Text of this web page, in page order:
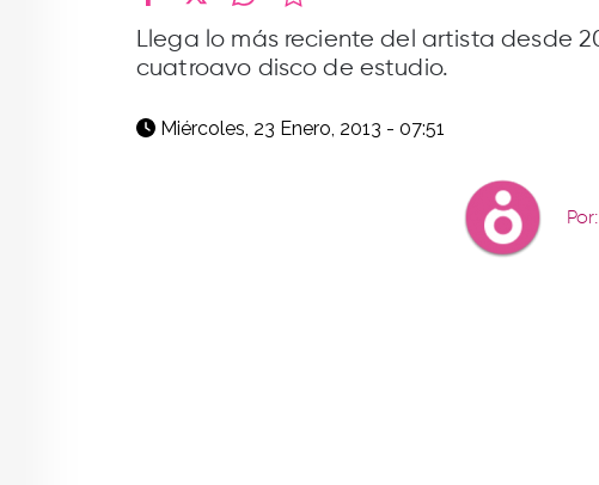
Llega lo más reciente del artista desde
cuatroavo disco de estudio.
Miércoles, 23 Enero, 2013 - 07:51